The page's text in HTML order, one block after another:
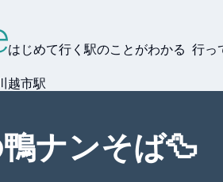
はじめて行く駅のことがわかる 行っ
越市駅
ナンそば🦆